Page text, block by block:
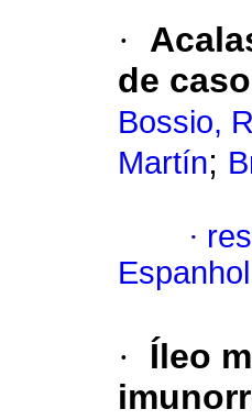
·
de caso
Bossio,
Martín;
·
Espanhol
·
Íleo